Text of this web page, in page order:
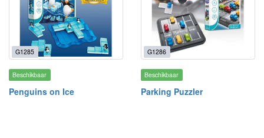
G1285
Beschikbaar
Penguins on Ice
G1286
Beschikbaar
Parking Puzzler